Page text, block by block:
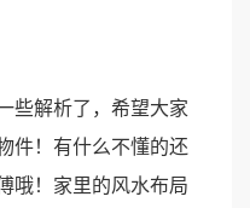
解析了，希望大家
件！有什么不懂的还
哦！家里的风水布局